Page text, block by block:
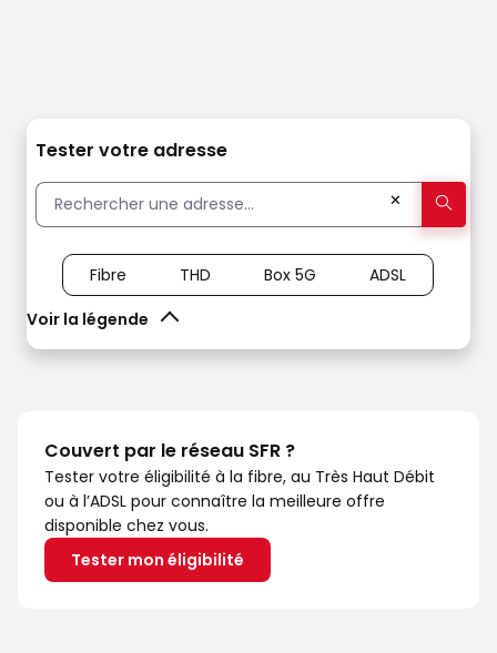
Tester votre adresse
✕
Voir la légende
Fibre THD Box 5G ADSL
Couvert par le réseau SFR ?
Tester votre éligibilité à la fibre, au Très Haut Débit
ou à l’ADSL pour connaître la meilleure offre
disponible chez vous.
Tester mon éligibilité